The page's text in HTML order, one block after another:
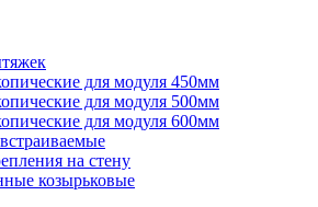
для модуля 450мм
для модуля 500мм
для модуля 600мм
на стену
козырьковые